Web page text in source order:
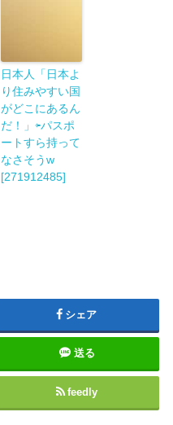
日本人「日本よ
り住みやすい国
がどこにあるん
だ！」⇦パスポ
ートすら持って
なさそうw
[271912485]
シェア
送る
feedly